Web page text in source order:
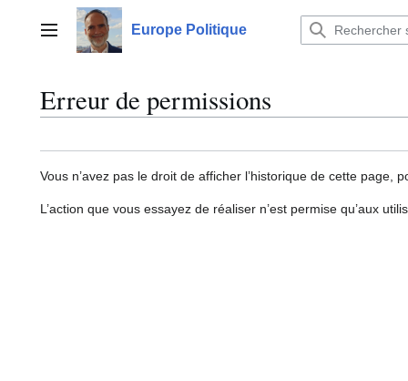
contenuMenu principalEurope Politique
Erreur de permissions
Vous n’avez pas le droit de afficher l’historique de cette page,
L’action que vous essayez de réaliser n’est permise qu’aux